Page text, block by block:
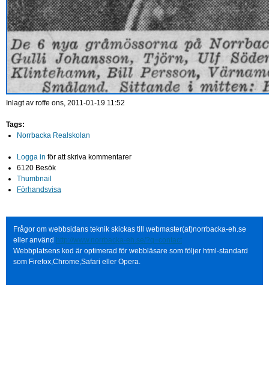
Inlagt av roffe ons, 2011-01-19 11:52
Tags:
Norrbacka Realskolan
Logga in för att skriva kommentarer
6120 Besök
Thumbnail
Förhandsvisa
Frågor om webbsidans teknik skickas till webmaster(at)norrbacka-eh.se
eller använd http://www.norrbacka-eh.se/?q=contact
Webbplatsens kod är optimerad för webbläsare som följer html-standard
som Firefox,Chrome,Safari eller Opera.